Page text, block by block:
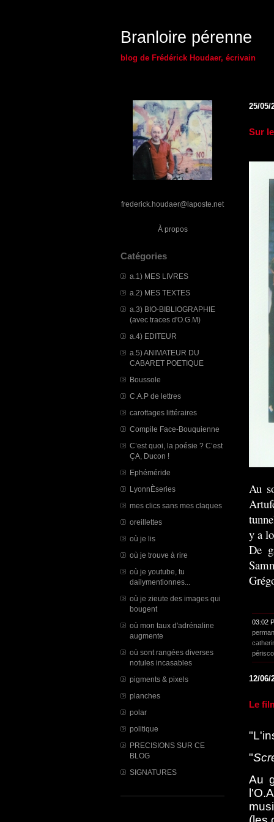
Branloire pérenne
blog de Frédérick Houdaer, écrivain
frederick.houdaer@laposte.net
À propos
Catégories
a.1) MES LIVRES
a.2) MES TEXTES
a.3) BIO-BIBLIOGRAPHIE
(avec traces d'O.G.M)
a.4) EDITEUR
a.5) ANIMATEUR DU
CABARET POETIQUE
Boussole
C.A.P de lettres
carottages littéraires
Compile Face-Bouquienne
C’est quoi, la poésie ? C’est
ÇA, Ducon !
Ephéméride
LyonnÈseries
mes clics sans mes claques
oreillettes
où je lis
où je trouve à rire
où je youtube, tu
dailymentionnes...
où je zieute des images qui
bougent
où mon taux d'adrénaline
augmente
où sont rangées diverses
notules incasables
pigments & pixels
planches
polar
politique
PRECISIONS SUR CE
BLOG
SIGNATURES
25/05/
Sur
Au
y a
De
03:02
12/06/
Le
"
Au